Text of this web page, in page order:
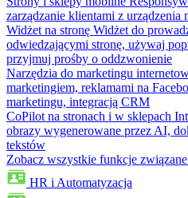
zarządzanie klientami z urządzenia
Widżet na stronę Widżet do
odwiedzającymi stronę, używaj
przyjmuj prośby o oddzwonienie
Narzędzia do marketingu
marketingiem, reklamami na
marketingu, integracją CRM
CoPilot na stronach i w sklepach
obrazy wygenerowane przez AI,
tekstów
Zobacz wszystkie funkcje
HR i Automatyzacja